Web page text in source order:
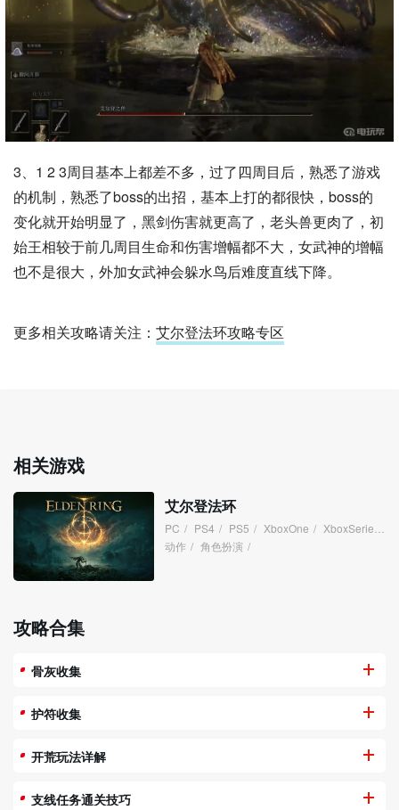
3、1 2 3周目基本上都差不多，过了四周目后，熟悉了游戏
的机制，熟悉了boss的出招，基本上打的都很快，boss的
变化就开始明显了，黑剑伤害就更高了，老头兽更肉了，初
始王相较于前几周目生命和伤害增幅都不大，女武神的增幅
也不是很大，外加女武神会躲水鸟后难度直线下降。
更多相关攻略请关注： 艾尔登法环攻略专区
相关游戏
艾尔登法环
PC / PS4 / PS5 / XboxOne / XboxSeries
动作 / 角色扮演 /
攻略合集
骨灰收集
护符收集
开荒玩法详解
支线任务通关技巧